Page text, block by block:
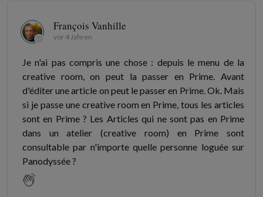
François Vanhille
vor 4 Jahren
Je n'ai pas compris une chose : depuis le menu de la
creative room, on peut la passer en Prime. Avant
d'éditer une article on peut le passer en Prime. Ok. Mais
si je passe une creative room en Prime, tous les articles
sont en Prime ? Les Articles qui ne sont pas en Prime
dans un atelier (creative room) en Prime sont
consultable par n'importe quelle personne loguée sur
Panodyssée ?